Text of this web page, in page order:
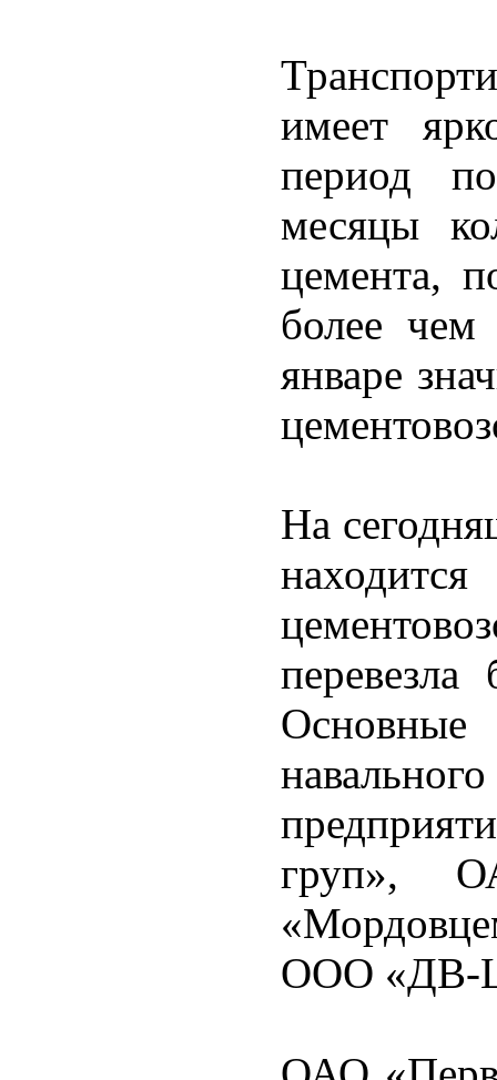
имеет
период
месяцы
цемента,
более
январе
На
груп»,
ООО «ДВ-